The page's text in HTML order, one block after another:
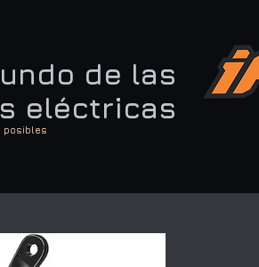
de las
eléctricas
posibles